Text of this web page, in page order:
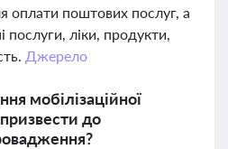
оплати поштових послуг, а
послуги, ліки, продукти,
Джерело
мобілізаційної
до